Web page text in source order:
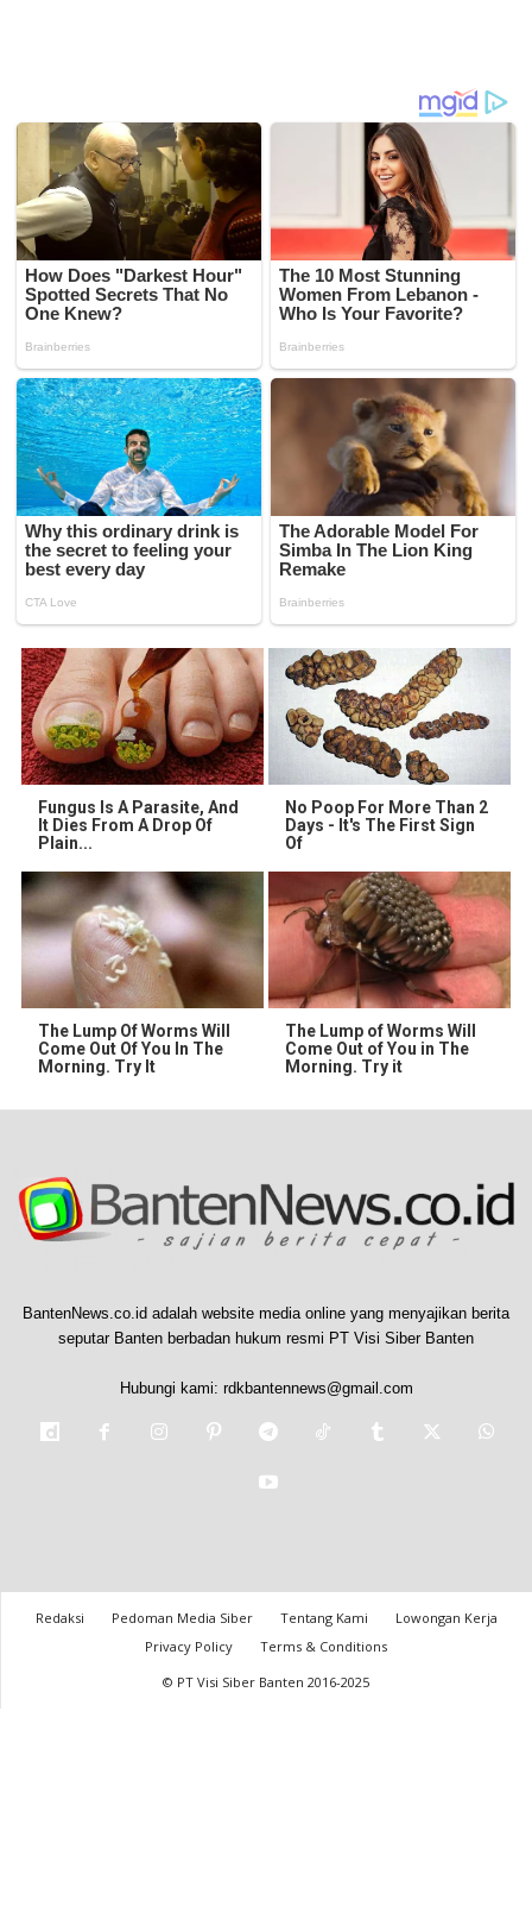
Fungus Is A Parasite, And
It Dies From A Drop Of
Plain...
No Poop For More Than 2
Days - It's The First Sign
Of
The Lump Of Worms Will
Come Out Of You In The
Morning. Try It
The Lump of Worms Will
Come Out of You in The
Morning. Try it
BantenNews.co.id adalah website media online yang menyajikan berita
seputar Banten berbadan hukum resmi PT Visi Siber Banten
Hubungi kami: rdkbantennews@gmail.com
Redaksi Pedoman Media Siber Tentang Kami
Lowongan Kerja
Privacy Policy
Terms & Conditions
© PT Visi Siber Banten 2016-2025